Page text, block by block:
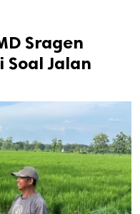
Sragen
Soal Jalan